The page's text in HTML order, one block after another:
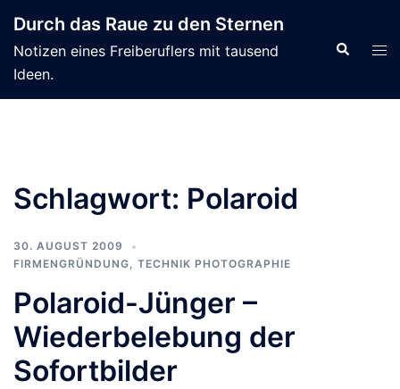
Inhalt
springen
Durch das Raue zu den Sternen
Notizen eines Freiberuflers mit tausend
Ideen.
Suche
Schlagwort: Polaroid
30. AUGUST 2009
FIRMENGRÜNDUNG, TECHNIK PHOTOGRAPHIE
Polaroid-Jünger –
Wiederbelebung der
Sofortbilder